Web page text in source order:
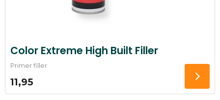
Color Extreme High Built Filler
Primer filler
11,95